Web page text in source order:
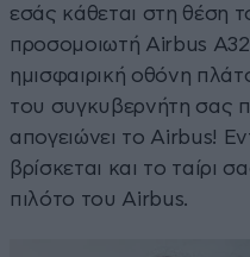
εσάς κάθεται στη θέση
προσομοιωτή Airbus
ημισφαιρική οθόνη
του συγκυβερνήτη σας
απογειώνει το Airbus!
βρίσκεται και το ταίρι
πιλότο του Airbus.